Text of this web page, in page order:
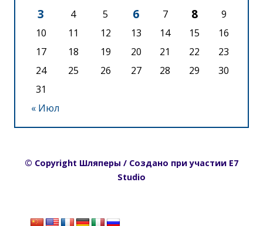
« Июл
3 4 5 6 7 8
9
10
11 12 13 14 15
16
17
18 19 20 21 22
23
24
25 26 27 28 29
30
31
© Copyright Шляперы / Создано при участии E7
Studio